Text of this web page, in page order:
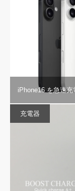
iPhone16 を急速
充電器